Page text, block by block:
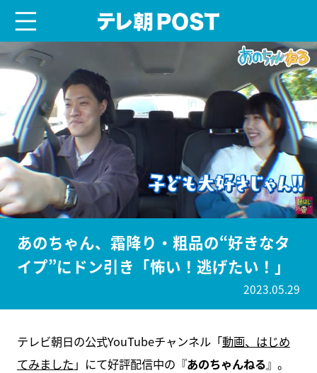
あのちゃん、霜降り・粗品の“好きなタ
イプ”にドン引き「怖い！逃げたい！」
2023.05.29
テレビ朝日の公式YouTubeチャンネル「動画、はじめ
てみました 」にて好評配信中の『あのちゃんねる』。